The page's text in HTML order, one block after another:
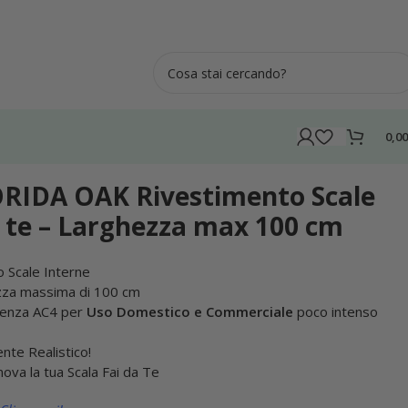
OAK Rivestimento Scale
– Larghezza max 100 cm
Interne
massima di 100 cm
AC4 per Uso Domestico e Commerciale poco intenso
Realistico!
la tua Scala Fai da Te